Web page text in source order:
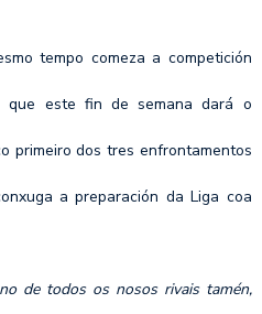
tempo comeza a competición
que este fin de semana dará o
primeiro dos tres enfrontamentos
a preparación da Liga coa
de todos os nosos rivais tamén,